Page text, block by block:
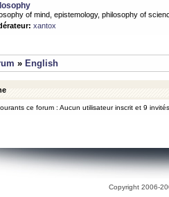
of mind, epistemology, philosophy of
xantox
» English
ce forum : Aucun utilisateur inscrit et 9 invités
Copyright 2006-